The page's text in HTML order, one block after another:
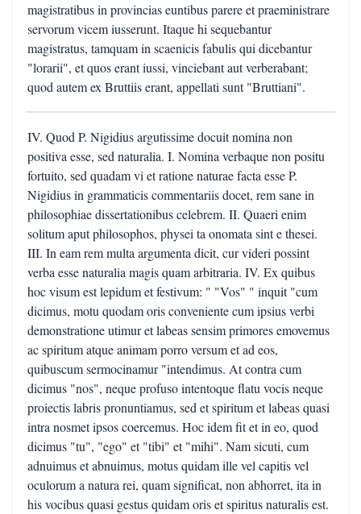
magistratibus in provincias euntibus parere et praeministrare
servorum vicem iusserunt. Itaque hi sequebantur
magistratus, tamquam in scaenicis fabulis qui dicebantur
"lorarii", et quos erant iussi, vinciebant aut verberabant;
quod autem ex Bruttiis erant, appellati sunt "Bruttiani".
IV. Quod P. Nigidius argutissime docuit nomina non
positiva esse, sed naturalia. I. Nomina verbaque non positu
fortuito, sed quadam vi et ratione naturae facta esse P.
Nigidius in grammaticis commentariis docet, rem sane in
philosophiae dissertationibus celebrem. II. Quaeri enim
solitum aput philosophos, physei ta onomata sint e thesei.
III. In eam rem multa argumenta dicit, cur videri possint
verba esse naturalia magis quam arbitraria. IV. Ex quibus
hoc visum est lepidum et festivum: " "Vos" " inquit "cum
dicimus, motu quodam oris conveniente cum ipsius verbi
demonstratione utimur et labeas sensim primores emovemus
ac spiritum atque animam porro versum et ad eos,
quibuscum sermocinamur "intendimus. At contra cum
dicimus "nos", neque profuso intentoque flatu vocis neque
proiectis labris pronuntiamus, sed et spiritum et labeas quasi
intra nosmet ipsos coercemus. Hoc idem fit et in eo, quod
dicimus "tu", "ego" et "tibi" et "mihi". Nam sicuti, cum
adnuimus et abnuimus, motus quidam ille vel capitis vel
oculorum a natura rei, quam significat, non abhorret, ita in
his vocibus quasi gestus quidam oris et spiritus naturalis est.